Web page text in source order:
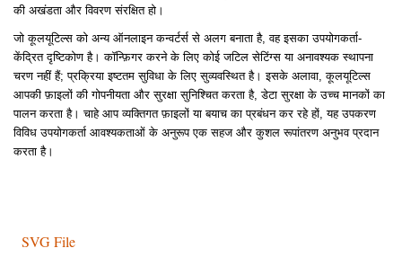
की अखंडता और विवरण संरक्षित हो।
जो कूलयूटिल्स को अन्य ऑनलाइन कन्वर्टर्स से अलग बनाता है, वह इसका उपयोगकर्ता-
केंद्रित दृष्टिकोण है। कॉन्फ़िगर करने के लिए कोई जटिल सेटिंग्स या अनावश्यक स्थापना
चरण नहीं हैं; प्रक्रिया इष्टतम सुविधा के लिए सुव्यवस्थित है। इसके अलावा, कूलयूटिल्स
आपकी फ़ाइलों की गोपनीयता और सुरक्षा सुनिश्चित करता है, डेटा सुरक्षा के उच्च मानकों का
पालन करता है। चाहे आप व्यक्तिगत फ़ाइलों या बयाच का प्रबंधन कर रहे हों, यह उपकरण
विविध उपयोगकर्ता आवश्यकताओं के अनुरूप एक सहज और कुशल रूपांतरण अनुभव प्रदान
करता है।
SVG File